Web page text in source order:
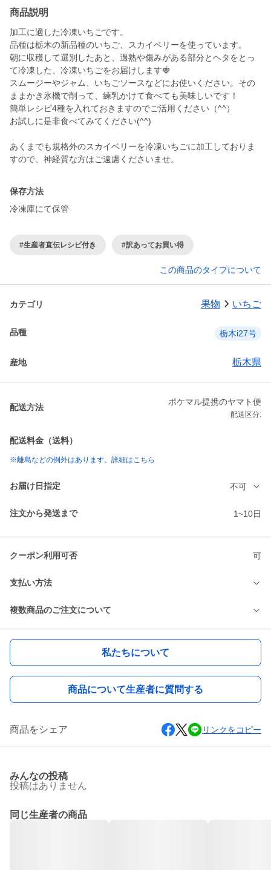
商品説明
加工に適した冷凍いちごです。
品種は栃木の新品種のいちご、スカイベリーを使っています。
朝に収穫して選別したあと、過熟や傷みがある部分とヘタをとっ
て冷凍した、冷凍いちごをお届けします🍓
スムージーやジャム、いちごソースなどにお使いください。その
ままかき氷機で削って、練乳かけて食べても美味しいです！
簡単レシピ4種を入れておきますのでご活用ください（^^）
お試しに是非食べてみてください(^^)
あくまでも規格外のスカイベリーを冷凍いちごに加工しておりま
すので、神経質な方はご遠慮くださいませ。
保存方法
冷凍庫にて保管
#生産者直伝レシピ付き #訳あってお買い得
この商品のタイプについて
カテゴリ 果物 いちご
品種 栃木i27号
産地 栃木県
配送方法
ポケマル提携のヤマト便
配送区分:
配送料金（送料）
※離島などの例外はあります。詳細はこちら
お届け日指定 不可
注文から発送まで 1~10日
クーポン利用可否 可
支払い方法
複数商品のご注文について
私たちについて
商品について生産者に質問する
商品をシェア リンクをコピー
みんなの投稿
投稿はありません
同じ生産者の商品